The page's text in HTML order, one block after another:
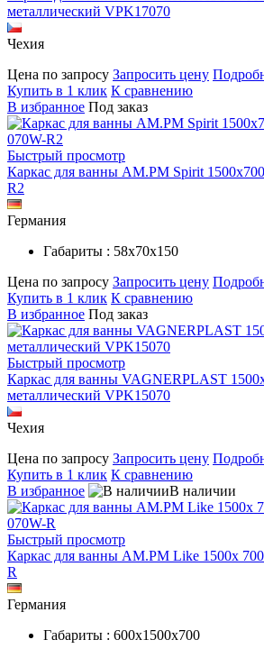
металлический VPK17070
Чехия
Цена по запросу Запросить цену
Купить в 1 клик К сравнению
В избранное Под заказ
Быстрый просмотр
Каркас для ванны AM.PM Spirit
R2
Германия
Габариты : 58х70х150
Цена по запросу Запросить цену
Купить в 1 клик К сравнению
В избранное Под заказ
Быстрый просмотр
Каркас для ванны VAGNERPLAST
металлический VPK15070
Чехия
Цена по запросу Запросить цену
Купить в 1 клик К сравнению
В избранное
В наличии
Быстрый просмотр
Каркас для ванны AM.PM Like 1500х
R
Германия
Габариты : 600х1500х700